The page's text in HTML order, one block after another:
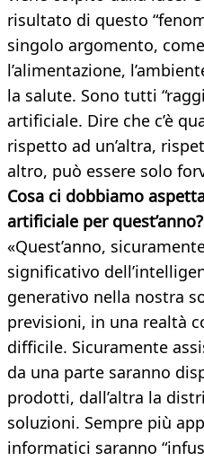
risultato di questo
singolo argomento,
l’alimentazione,
la salute. Sono tutti
artificiale. Dire che c’è
rispetto ad un’altra,
altro, può essere solo
Cosa ci dobbiamo
artificiale per quest’anno?
«Quest’anno,
significativo
generativo nella nostra
previsioni, in una realtà
difficile. Sicuramente
da una parte saranno
prodotti, dall’altra la
soluzioni. Sempre più
informatici saranno